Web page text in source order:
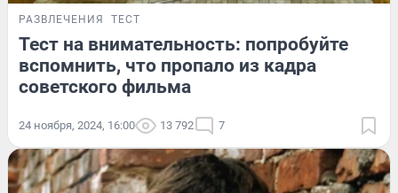
РАЗВЛЕЧЕНИЯ ТЕСТ
Тест на внимательность: попробуйте
вспомнить, что пропало из кадра
советского фильма
24 ноября, 2024, 16:00 13 792 7